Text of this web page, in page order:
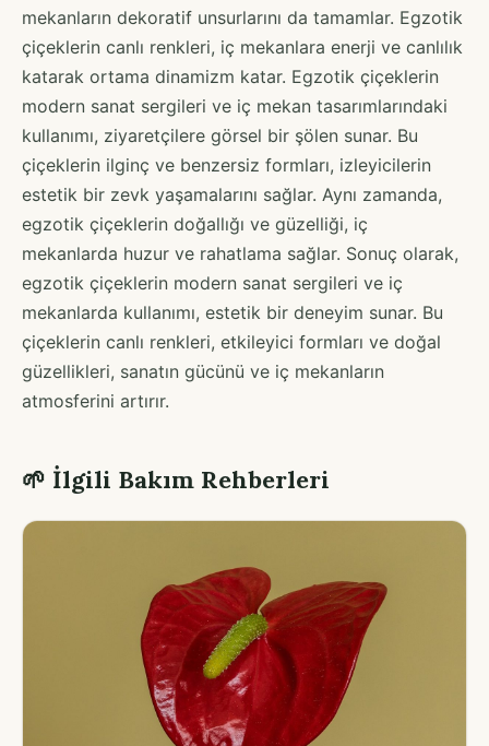
mekanların dekoratif unsurlarını da tamamlar. Egzotik
çiçeklerin canlı renkleri, iç mekanlara enerji ve canlılık
katarak ortama dinamizm katar. Egzotik çiçeklerin
modern sanat sergileri ve iç mekan tasarımlarındaki
kullanımı, ziyaretçilere görsel bir şölen sunar. Bu
çiçeklerin ilginç ve benzersiz formları, izleyicilerin
estetik bir zevk yaşamalarını sağlar. Aynı zamanda,
egzotik çiçeklerin doğallığı ve güzelliği, iç
mekanlarda huzur ve rahatlama sağlar. Sonuç olarak,
egzotik çiçeklerin modern sanat sergileri ve iç
mekanlarda kullanımı, estetik bir deneyim sunar. Bu
çiçeklerin canlı renkleri, etkileyici formları ve doğal
güzellikleri, sanatın gücünü ve iç mekanların
atmosferini artırır.
🌱 İlgili Bakım Rehberleri